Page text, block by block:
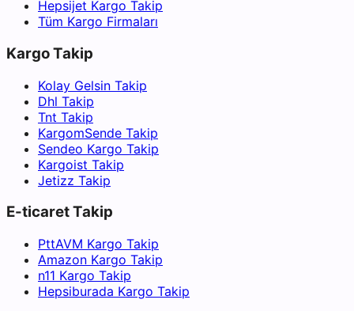
Hepsijet Kargo Takip
Tüm Kargo Firmaları
Kargo Takip
Kolay Gelsin Takip
Dhl Takip
Tnt Takip
KargomSende Takip
Sendeo Kargo Takip
Kargoist Takip
Jetizz Takip
E-ticaret Takip
PttAVM Kargo Takip
Amazon Kargo Takip
n11 Kargo Takip
Hepsiburada Kargo Takip